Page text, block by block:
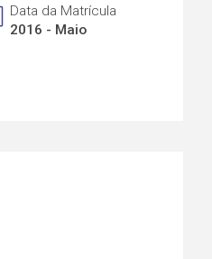
Data da Matrícula
2016 - Maio